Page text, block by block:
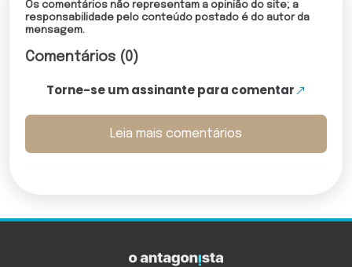
Os comentários não representam a opinião do site; a
responsabilidade pelo conteúdo postado é do autor da
mensagem.
Comentários (0)
Torne-se um assinante para comentar
Leia mais comentários